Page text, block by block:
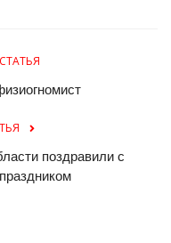
поздравили с